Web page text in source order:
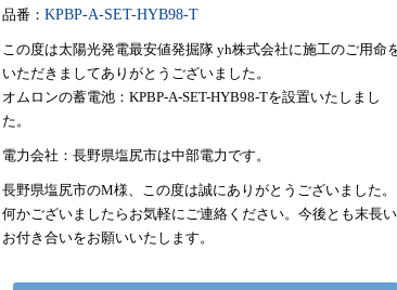
品番： KPBP-A-SET-HYB98-T
この度は太陽光発電最安値発掘隊 yh株式会社に施工のご用命
いただきましてありがとうございました。
オムロンの蓄電池：KPBP-A-SET-HYB98-Tを設置いたしまし
た。
電力会社：長野県塩尻市は中部電力です。
長野県塩尻市のM様、この度は誠にありがとうございました。
何かございましたらお気軽にご連絡ください。今後とも末長い
お付き合いをお願いいたします。